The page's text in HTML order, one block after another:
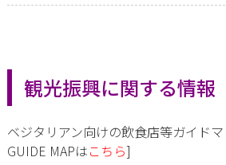
観光振興に関する情報
ベジタリアン向けの飲食店等ガイドマ
GUIDE MAPはこちら]